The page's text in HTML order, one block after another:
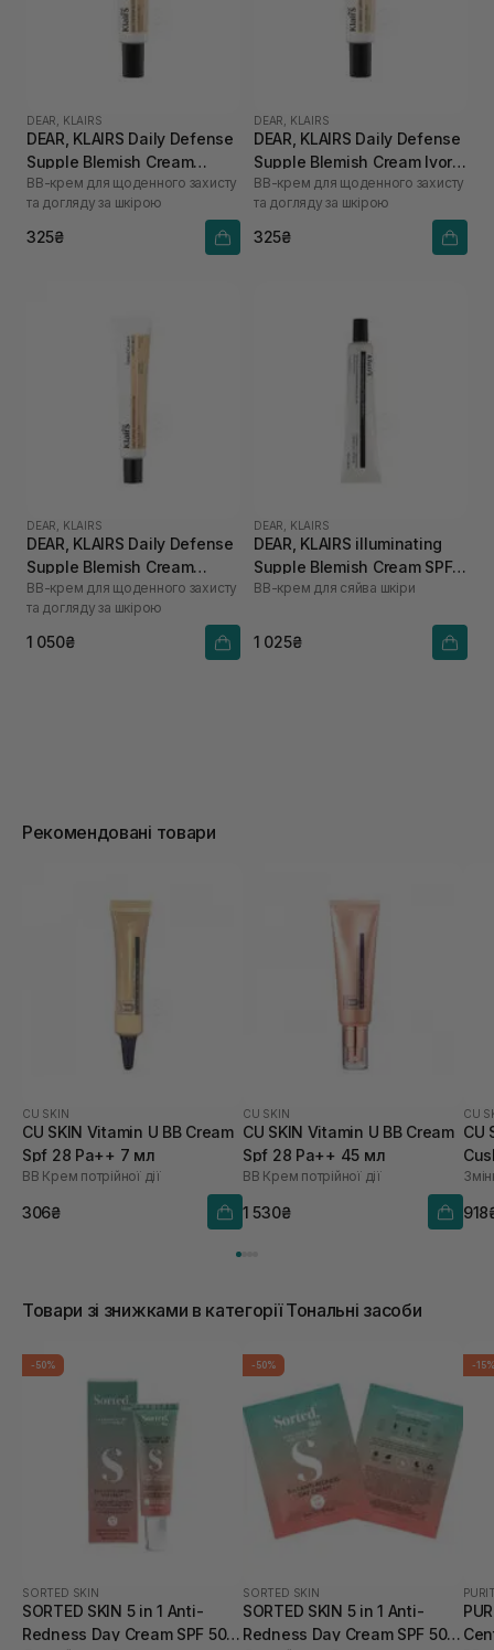
DEAR, KLAIRS
DEAR, KLAIRS Daily Defense
Supple Blemish Cream
Natural Beige 10 г
BB-крем для щоденного захисту
та догляду за шкірою
325₴
DEAR, KLAIRS
DEAR, KLAIRS Daily Defense
Supple Blemish Cream Ivory
Beige 10 г
BB-крем для щоденного захисту
та догляду за шкірою
325₴
DEAR, KLAIRS
DEAR, KLAIRS Daily Defense
Supple Blemish Cream
Natural Beige 40 г
BB-крем для щоденного захисту
та догляду за шкірою
1 050₴
DEAR, KLAIRS
DEAR, KLAIRS illuminating
Supple Blemish Cream SPF
40 40 мл
ВВ-крем для сяйва шкіри
1 025₴
Рекомендовані товари
CU SKIN
CU SKIN Vitamin U BB Cream
Spf 28 Pa++ 7 мл
BB Крем потрійної дії
306₴
CU SKIN
CU SKIN Vitamin U BB Cream
Spf 28 Pa++ 45 мл
BB Крем потрійної дії
1 530₴
CU
CU
21
Товари зі знижками в категорії Тональні засоби
-50%
SORTED SKIN
SORTED SKIN 5 in 1 Anti-
Redness Day Cream SPF 50
-50%
SORTED SKIN
SORTED SKIN 5 in 1 Anti-
Redness Day Cream SPF 50 2
-